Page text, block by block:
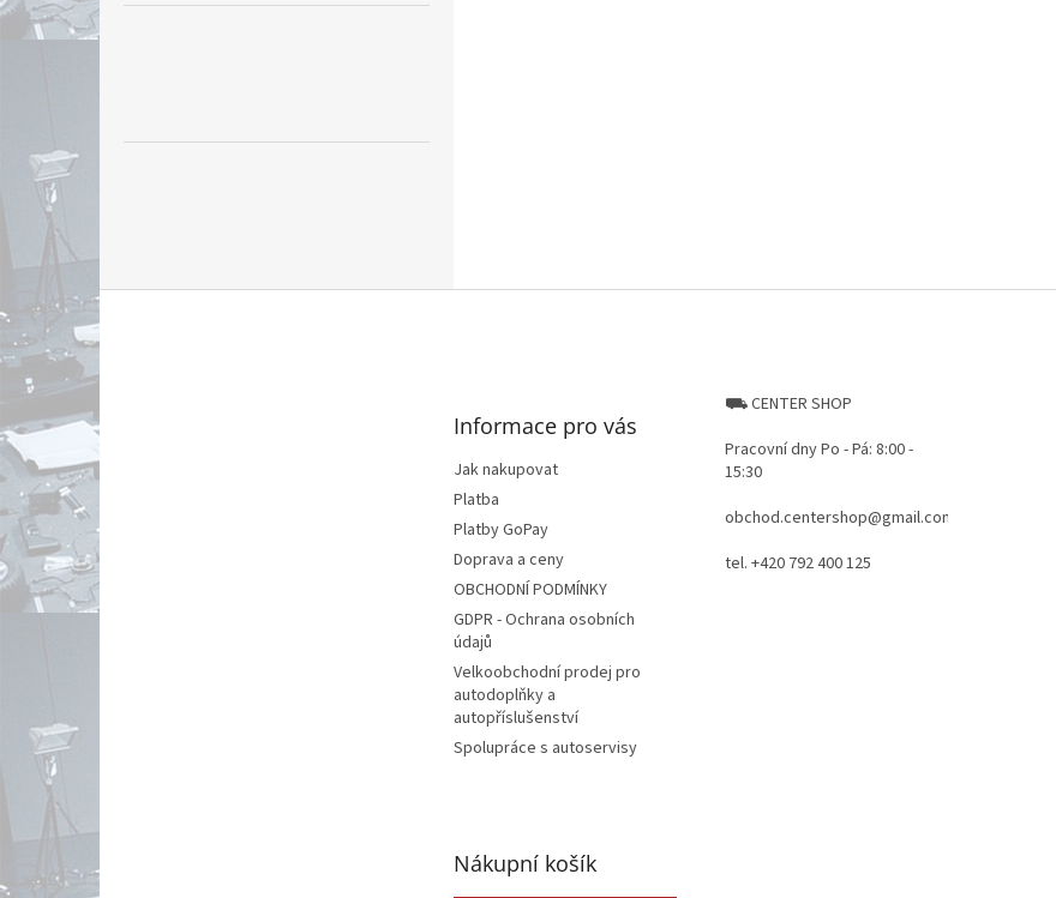
á
p
í
Informace pro vás
Jak nakupovat
Platba
Platby GoPay
Doprava a ceny
OBCHODNÍ PODMÍNKY
GDPR - Ochrana osobních
údajů
Velkoobchodní prodej pro
autodoplňky a
autopříslušenství
Spolupráce s autoservisy
⛟ CENTER SHOP
Pracovní dny Po - Pá: 8:00 -
15:30
obchod.centershop@gmail.com
tel. +420 792 400 125
Nákupní košík